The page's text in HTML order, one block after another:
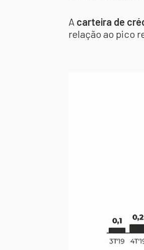
A carteira de
relação ao pico